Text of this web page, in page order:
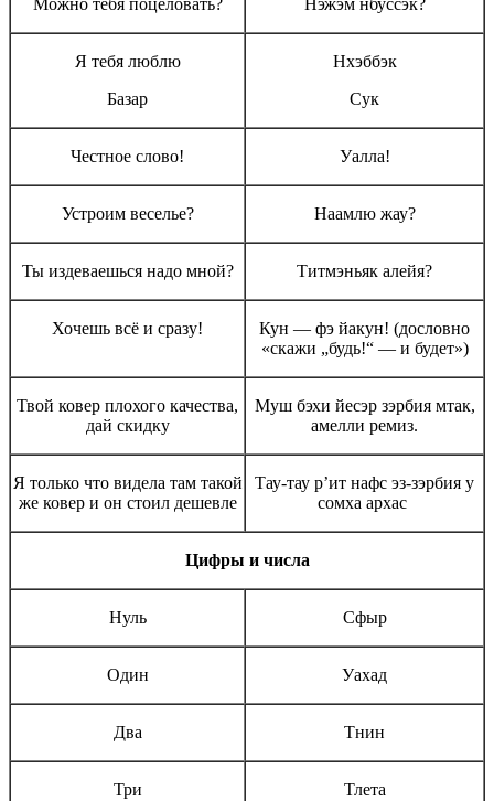
Можно тебя поцеловать? Нэжэм нбуссэк?
Я тебя люблю
Базар
Нхэббэк
Сук
Честное слово! Уалла!
Устроим веселье? Наамлю жау?
Ты издеваешься надо мной? Титмэньяк алейя?
Хочешь всё и сразу!
Кун — фэ йакун! (дословно
«скажи „будь!“ — и будет»)
Твой ковер плохого качества,
дай скидку
Муш бэхи йесэр зэрбия мтак,
амелли ремиз.
Я только что видела там такой
же ковер и он стоил дешевле
Тау-тау р’ит нафс эз-зэрбия у
сомха архас
Цифры и числа
Нуль Сфыр
Один Уахад
Два Тнин
Три Тлета